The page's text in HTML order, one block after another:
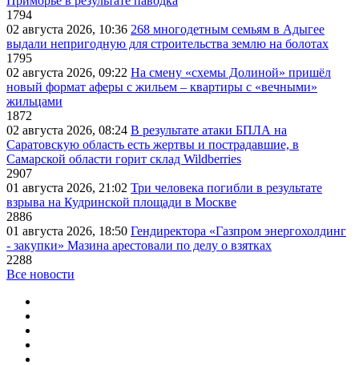
1794
02 августа 2026, 10:36 268 многодетным семьям в Адыгее
выдали непригодную для строительства землю на болотах
1795
02 августа 2026, 09:22 На смену «схемы Долиной» пришёл
новый формат аферы с жильем – квартиры с «вечными»
жильцами
1872
02 августа 2026, 08:24 В результате атаки БПЛА на
Саратовскую область есть жертвы и пострадавшие, в
Самарской области горит склад Wildberries
2907
01 августа 2026, 21:02 Три человека погибли в результате
взрыва на Кудринской площади в Москве
2886
01 августа 2026, 18:50 Гендиректора «Газпром энергохолдинг
- закупки» Мазина арестовали по делу о взятках
2288
Все новости